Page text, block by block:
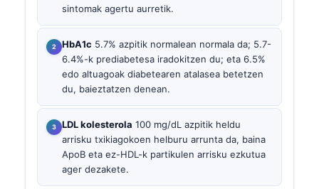
sintomak agertu aurretik.
HbA1c 5.7% azpitik normalean normala da; 5.7-
6.4%-k prediabetesa iradokitzen du; eta 6.5%
edo altuagoak diabetearen atalasea betetzen
du, baieztatzen denean.
LDL kolesterola 100 mg/dL azpitik heldu
arrisku txikiagokoen helburu arrunta da, baina
ApoB eta ez-HDL-k partikulen arrisku ezkutua
ager dezakete.